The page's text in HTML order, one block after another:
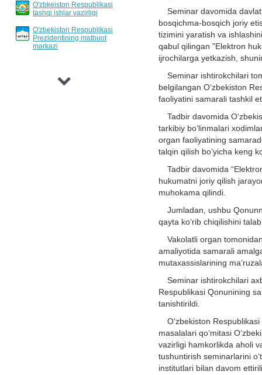
invertarizatsiyalash tartibi
O'zbkeiston Respublikasi
tashqi ishlar vazirligi
O'zbekiston Respublikasi
Prezidentining matbuot
markazi
›
Seminar davomida
bosqichma-bosqich joriy
tizimini yaratish va
qabul qilingan ”Elektron
ijrochilarga yetkazish,
Seminar ishtirokchilari
belgilangan O‘zbekiston
faoliyatini samarali tashkil
Tadbir davomida
tarkibiy bo‘linmalari
organ faoliyatining
talqin qilish bo‘yicha keng
Tadbir davomida
hukumatni joriy qilish
muhokama qilindi.
Jumladan, ushbu
qayta ko‘rib chiqilishini
Vakolatli organ
amaliyotida samarali
mutaxassislarining
Seminar ishtirokchilari
Respublikasi Qonunining
tanishtirildi.
O‘zbekiston
masalalari qo‘mitasi
vazirligi hamkorlikda aholi
tushuntirish seminarlarini
institutlari bilan davom